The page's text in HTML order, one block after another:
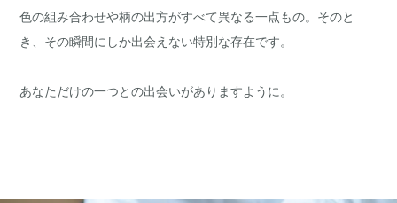
色の組み合わせや柄の出方がすべて異なる一点もの。そのと
き、その瞬間にしか出会えない特別な存在です。
あなただけの一つとの出会いがありますように。